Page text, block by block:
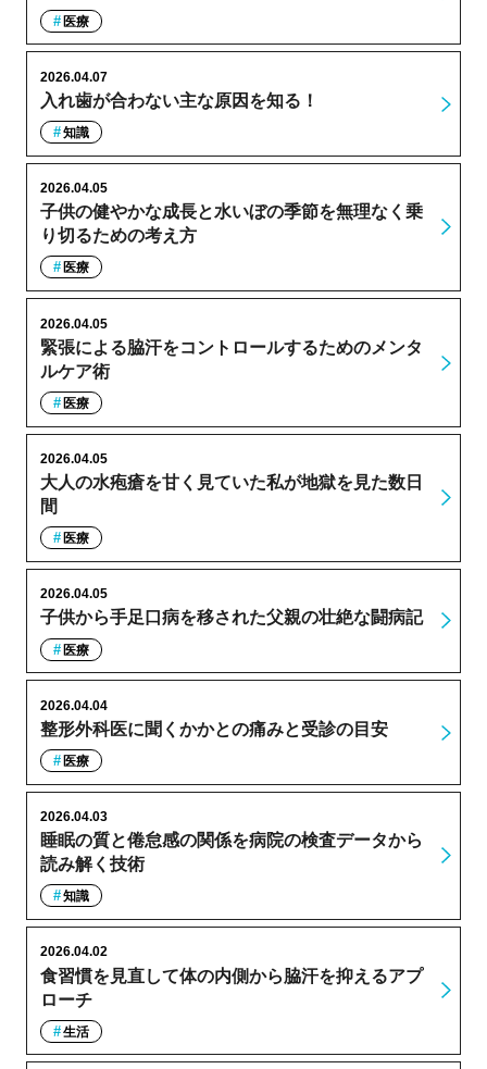
医療
入れ歯が合わない主な原因を知る！
2026.04.07
知識
子供の健やかな成長と水いぼの季節を無理なく乗
り切るための考え方
2026.04.05
医療
緊張による脇汗をコントロールするためのメンタ
ルケア術
2026.04.05
医療
大人の水疱瘡を甘く見ていた私が地獄を見た数日
間
2026.04.05
医療
子供から手足口病を移された父親の壮絶な闘病記
2026.04.05
医療
整形外科医に聞くかかとの痛みと受診の目安
2026.04.04
医療
睡眠の質と倦怠感の関係を病院の検査データから
読み解く技術
2026.04.03
知識
食習慣を見直して体の内側から脇汗を抑えるアプ
ローチ
2026.04.02
生活